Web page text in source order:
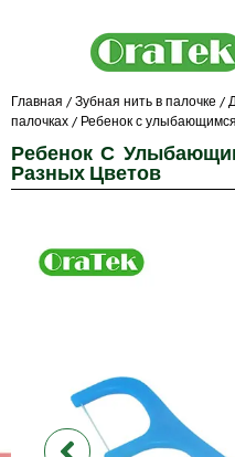
Главная /Зубная нить в палочке /
палочках/ Ребенок с
Ребенок С
Разных Цветов